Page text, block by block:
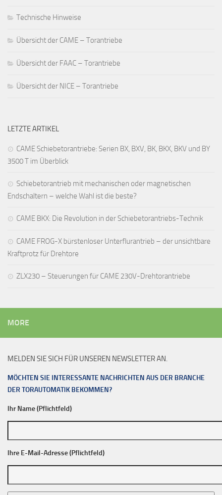
Technische Hinweise
Übersicht der CAME – Torantriebe
Übersicht der FAAC – Torantriebe
Übersicht der NICE – Torantriebe
LETZTE ARTIKEL
CAME Schiebetorantriebe: Serien BX, BXV, BK, BKX, BKV und BY
3500 T im Überblick
Schiebetorantrieb mit mechanischen oder magnetischen
Endschaltern – welche Wahl ist die beste?
CAME BKX: Die Revolution in der Schiebetorantriebs-Technik
CAME FROG-X bürstenloser Unterflurantrieb – der unsichtbare
Kraftprotz für Drehtore
ZLX230 – Steuerungen für CAME 230V-Drehtorantriebe
MORE
MELDEN SIE SICH FÜR UNSEREN NEWSLETTER AN.
MÖCHTEN SIE INTERESSANTE NACHRICHTEN AUS DER BRANCHE
DER TORAUTOMATIK BEKOMMEN?
Ihr Name (Pflichtfeld)
Ihre E-Mail-Adresse (Pflichtfeld)